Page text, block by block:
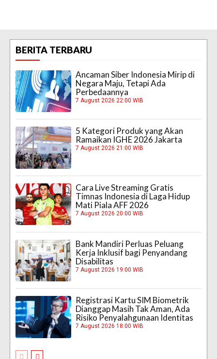
BERITA TERBARU
Ancaman Siber Indonesia Mirip di
Negara Maju, Tetapi Ada
Perbedaannya
7 August 2026 22:00 WIB
5 Kategori Produk yang Akan
Ramaikan IGHE 2026 Jakarta
7 August 2026 21:00 WIB
Cara Live Streaming Gratis
Timnas Indonesia di Laga Hidup
Mati Piala AFF 2026
7 August 2026 20:00 WIB
Bank Mandiri Perluas Peluang
Kerja Inklusif bagi Penyandang
Disabilitas
7 August 2026 19:00 WIB
Registrasi Kartu SIM Biometrik
Dianggap Masih Tak Aman, Ada
Risiko Penyalahgunaan Identitas
7 August 2026 18:00 WIB